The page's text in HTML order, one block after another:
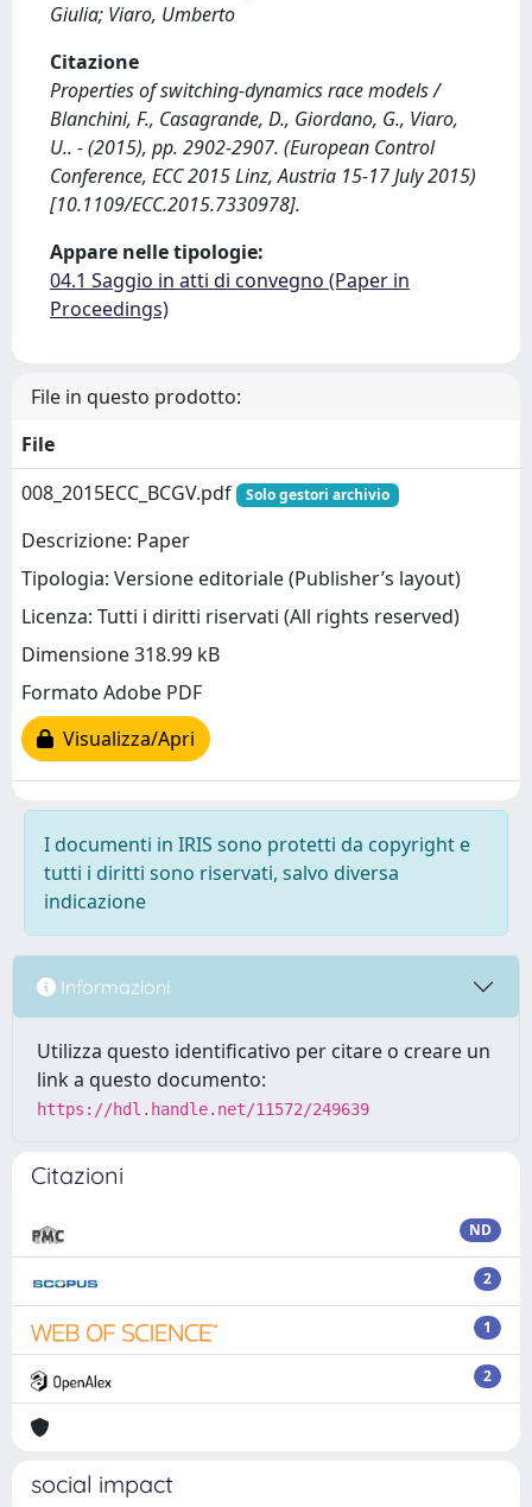
Giulia; Viaro, Umberto
Citazione
Properties of switching-dynamics race models /
Blanchini, F., Casagrande, D., Giordano, G., Viaro,
U.. - (2015), pp. 2902-2907. (European Control
Conference, ECC 2015 Linz, Austria 15-17 July 2015)
[10.1109/ECC.2015.7330978].
Appare nelle tipologie:
04.1 Saggio in atti di convegno (Paper in
Proceedings)
File in questo prodotto:
File
008_2015ECC_BCGV.pdf
Solo gestori archivio
Descrizione: Paper
Tipologia: Versione editoriale (Publisher’s layout)
Licenza: Tutti i diritti riservati (All rights reserved)
Dimensione 318.99 kB
Formato Adobe PDF
Visualizza/Apri
I documenti in IRIS sono protetti da copyright e
tutti i diritti sono riservati, salvo diversa
indicazione
Informazioni
Utilizza questo identificativo per citare o creare un
link a questo documento:
https://hdl.handle.net/11572/249639
Citazioni
ND
2
1
2
social impact